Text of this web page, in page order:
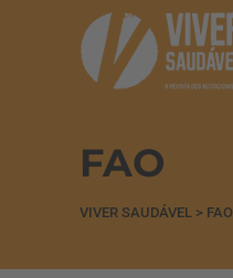
FAO
VIVER SAUDÁVEL > FAO